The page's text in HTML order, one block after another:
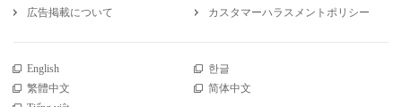
広告掲載について
カスタマーハラスメントポリシー
English
한글
繁體中文
简体中文